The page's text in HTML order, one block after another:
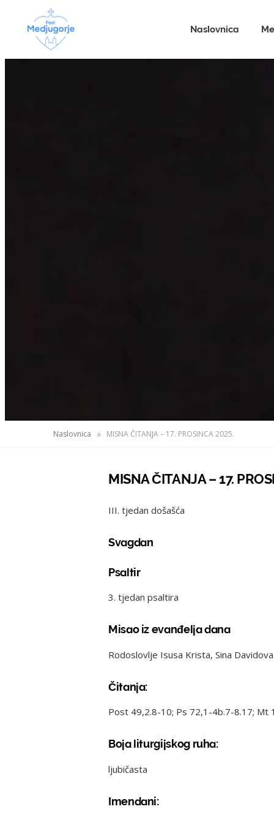
Naslovnica
Naslovnica » MISNA ČITANJA – 17. PROSINCA 2025.
MISNA ČITANJA – 17.
III. tjedan došašća
Svagdan
Psaltir
3. tjedan psaltira
Misao iz evanđelja dana
Rodoslovlje Isusa Krista, Sina
Čitanja:
Post 49,2.8-10; Ps 72,1-4b.7-8.17; Mt
Boja liturgijskog ruha:
ljubičasta
Imendani: